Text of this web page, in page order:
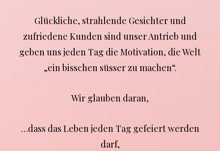
Glückliche, strahlende Gesichter und
zufriedene Kunden sind unser Antrieb und
geben uns jeden Tag die Motivation, die Welt
„ein bisschen süsser zu machen“.
Wir glauben daran,
…dass das Leben jeden Tag gefeiert werden
darf,